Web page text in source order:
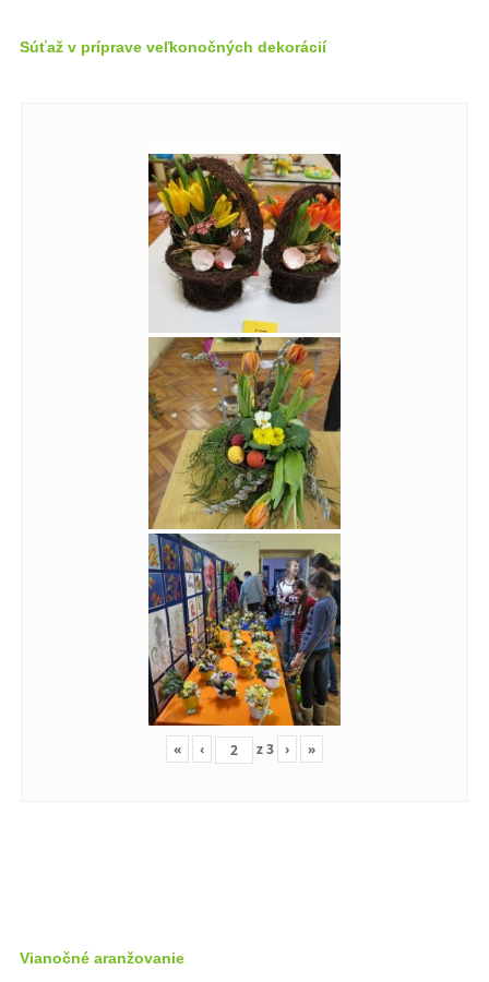
Súťaž v príprave veľkonočných dekorácií
« ‹ z3 › »
Vianočné aranžovanie